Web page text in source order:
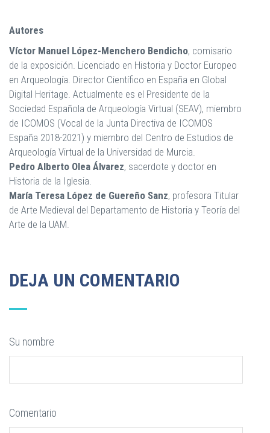
Autores
Víctor Manuel López-Menchero Bendicho, comisario
de la exposición. Licenciado en Historia y Doctor Europeo
en Arqueología. Director Científico en España en Global
Digital Heritage. Actualmente es el Presidente de la
Sociedad Española de Arqueología Virtual (SEAV), miembro
de ICOMOS (Vocal de la Junta Directiva de ICOMOS
España 2018-2021) y miembro del Centro de Estudios de
Arqueología Virtual de la Universidad de Murcia.
Pedro Alberto Olea Álvarez, sacerdote y doctor en
Historia de la Iglesia.
María Teresa López de Guereño Sanz, profesora Titular
de Arte Medieval del Departamento de Historia y Teoría del
Arte de la UAM.
DEJA UN COMENTARIO
Su nombre
Comentario